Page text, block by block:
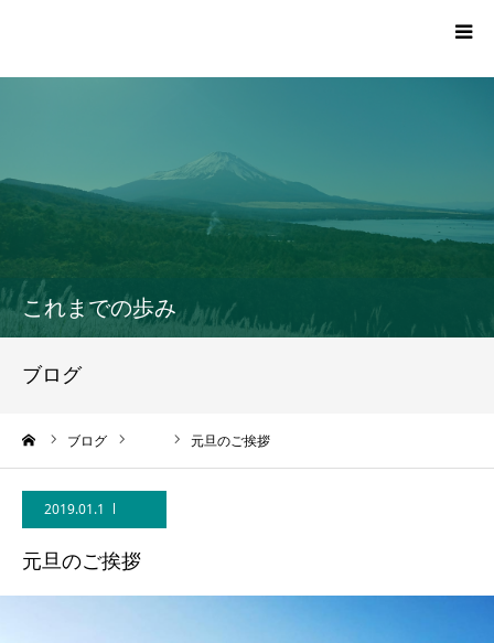
これまでの歩み
ブログ
ブログ 元旦のご挨拶
2019.01.1
元旦のご挨拶
プロフィール
党員・サポーター登録